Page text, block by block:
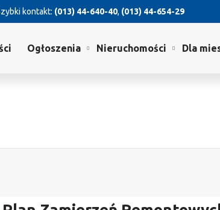
kontakt: (013) 44-640-40, (013) 44-654-29
Ogłoszenia Nieruchomości Dla